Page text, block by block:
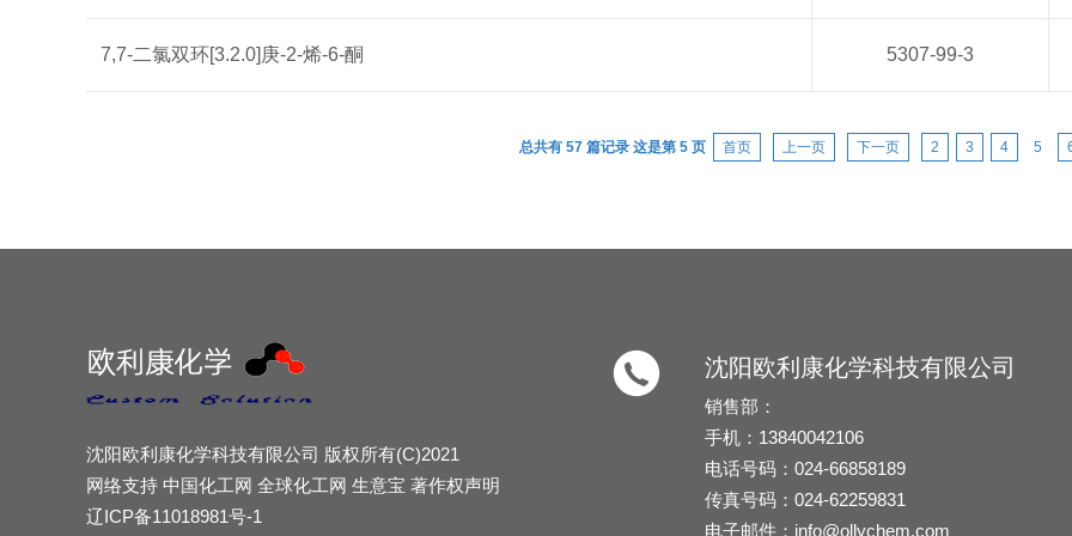
7,7-二氯双环[3.2.0]庚-2-烯-6-酮 5307-99-3
总共有 57 篇记录 这是第 5 页 首页 上一页 下一页 2 3 4 5
沈阳欧利康化学科技有限公司 版权所有(C)2021
网络支持 中国化工网 全球化工网 生意宝 著作权声明
辽ICP备11018981号-1
沈阳欧利康化学科技有限公司
销售部：
手机：13840042106
电话号码：024-66858189
传真号码：024-62259831
电子邮件： info@ollychem.com